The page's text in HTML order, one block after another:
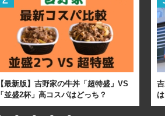
【最新版】吉野家の牛丼「超特盛」VS
「並盛2杯」高コスパはどっち？